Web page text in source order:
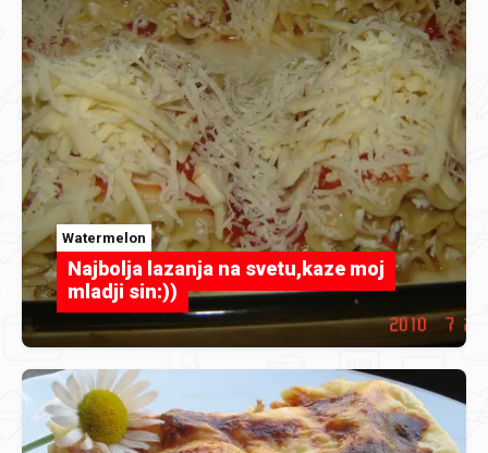
Watermelon
Najbolja lazanja na svetu,kaze moj
mladji sin:))